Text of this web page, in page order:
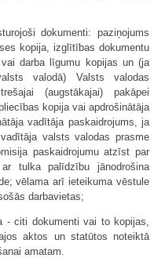
dokumenti: paziņojums
kopija, izglītības dokumentu
darba līgumu kopijas un (ja
valodā) Valsts valodas
(augstākajai) pakāpei
kopija vai apdrošinātāja
vadītāja paskaidrojums, ja
valsts valodas prasme
paskaidrojumu atzīst par
tulka palīdzību jānodrošina
vēlama arī ieteikuma vēstule
darbavietas;
- citi dokumenti vai to kopijas,
aktos un statūtos noteiktā
amatam.